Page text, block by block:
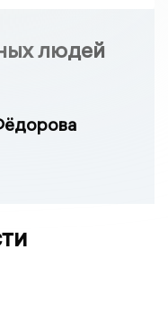
людей